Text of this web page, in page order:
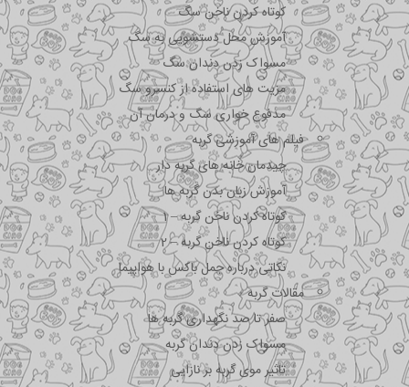
کوتاه کردن ناخن سگ
آموزش محل دستشویی به سگ
مسواک زدن دندان سگ
مزیت های استفاده از کنسرو سگ
مدفوع خواری سگ و درمان آن
فیلم های آموزشی گربه
چیدمان خانه های گربه دار
آموزش زبان بدن گربه ها
کوتاه کردن ناخن گربه – 1
کوتاه کردن ناخن گربه – 2
نکاتی درباره جمل باکس با هواپیما
مقالات گربه
صفر تا صد نگهداری گربه ها
مسواک زدن دندان گربه
تاثیر موی گربه بر نازایی